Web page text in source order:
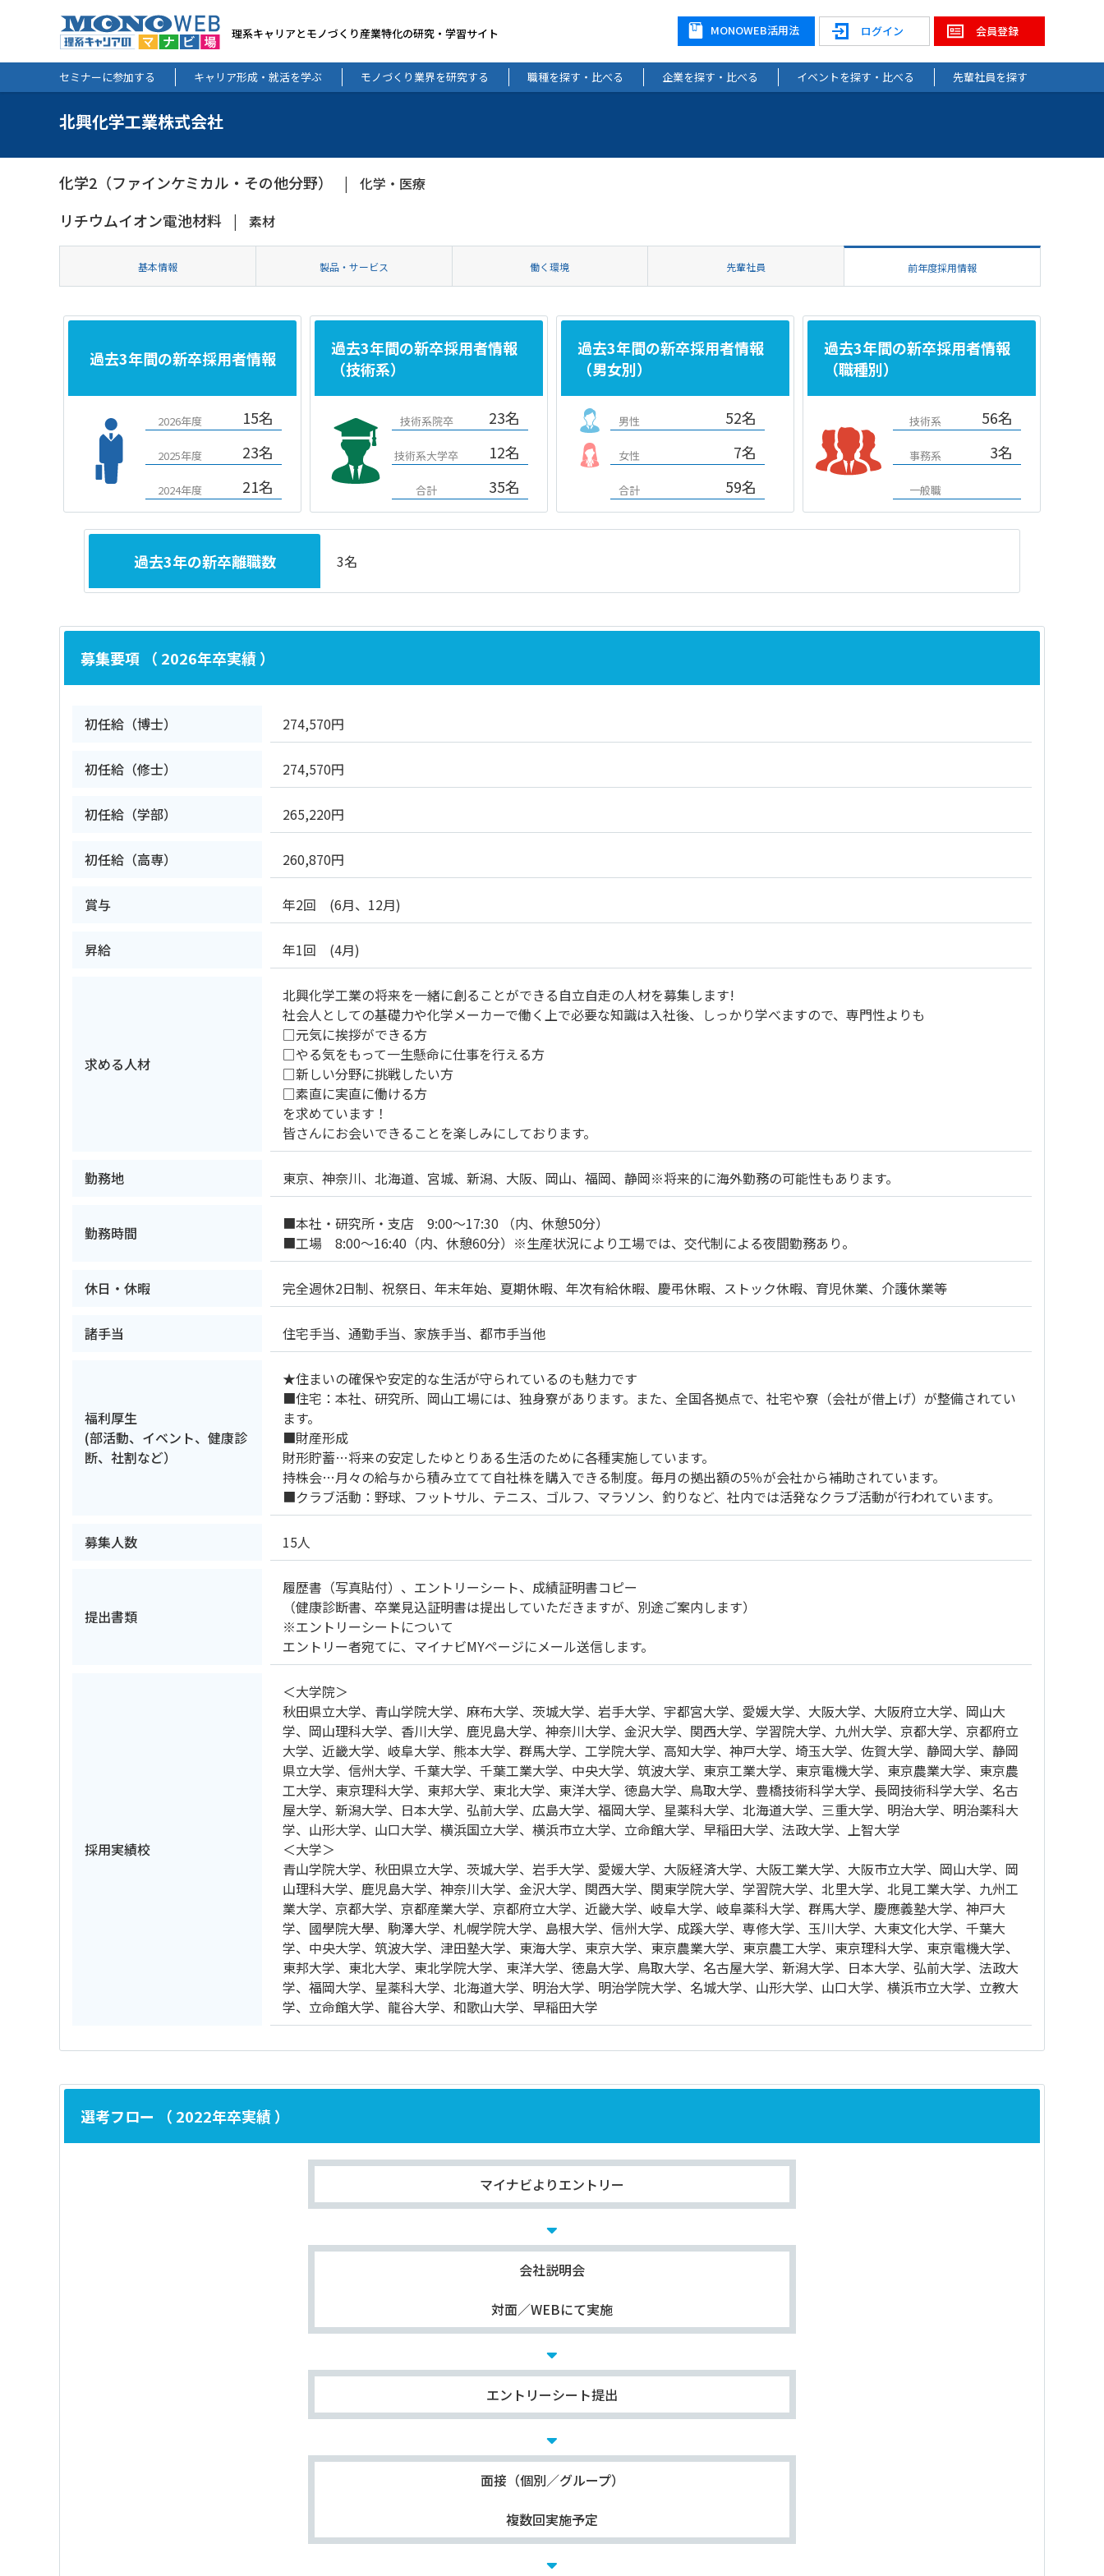
理系キャリアとモノづくり産業特化の研究・学習サイト 会員登録
ログイン
MONOWEB活用法
セミナーに参加する キャリア形成・就活を学ぶ モノづくり業界を研究する 職種を探す・比べる 企業を探す・比べる イベントを探す・比べる 先輩社員を探す
北興化学工業株式会社
化学2（ファインケミカル・その他分野） 化学・医療
リチウムイオン電池材料 素材
基本情報 製品・サービス 働く環境 先輩社員 前年度採用情報
過去3年間の新卒採用者情報
2026年度 15名
2025年度 23名
2024年度 21名
過去3年間の新卒採用者情報
（技術系）
技術系院卒 23名
技術系大学卒 12名
合計 35名
過去3年間の新卒採用者情報
（男女別）
男性 52名
女性 7名
合計 59名
過去3年間の新卒採用者情報
（職種別）
技術系 56名
事務系 3名
一般職
過去3年の新卒離職数 3名
募集要項 （ 2026年卒実績 ）
初任給（博士） 274,570円
初任給（修士） 274,570円
初任給（学部） 265,220円
初任給（高専） 260,870円
賞与 年2回 (6月、12月)
昇給 年1回 (4月)
求める人材
北興化学工業の将来を一緒に創ることができる自立自走の人材を募集します!
社会人としての基礎力や化学メーカーで働く上で必要な知識は入社後、しっかり学べますので、専門性よりも
□元気に挨拶ができる方
□やる気をもって一生懸命に仕事を行える方
□新しい分野に挑戦したい方
□素直に実直に働ける方
を求めています！
皆さんにお会いできることを楽しみにしております。
勤務地 東京、神奈川、北海道、宮城、新潟、大阪、岡山、福岡、静岡※将来的に海外勤務の可能性もあります。
勤務時間
■本社・研究所・支店 9:00～17:30 （内、休憩50分）
■工場 8:00～16:40（内、休憩60分）※生産状況により工場では、交代制による夜間勤務あり。
休日・休暇 完全週休2日制、祝祭日、年末年始、夏期休暇、年次有給休暇、慶弔休暇、ストック休暇、育児休業、介護休業等
諸手当 住宅手当、通勤手当、家族手当、都市手当他
福利厚生
(部活動、イベント、健康診
断、社割など）
★住まいの確保や安定的な生活が守られているのも魅力です
■住宅：本社、研究所、岡山工場には、独身寮があります。また、全国各拠点で、社宅や寮（会社が借上げ）が整備されてい
ます。
■財産形成
財形貯蓄…将来の安定したゆとりある生活のために各種実施しています。
持株会…月々の給与から積み立てて自社株を購入できる制度。毎月の拠出額の5％が会社から補助されています。
■クラブ活動：野球、フットサル、テニス、ゴルフ、マラソン、釣りなど、社内では活発なクラブ活動が行われています。
募集人数 15人
提出書類
履歴書（写真貼付）、エントリーシート、成績証明書コピー
（健康診断書、卒業見込証明書は提出していただきますが、別途ご案内します）
※エントリーシートについて
エントリー者宛てに、マイナビMYページにメール送信します。
採用実績校
＜大学院＞
秋田県立大学、青山学院大学、麻布大学、茨城大学、岩手大学、宇都宮大学、愛媛大学、大阪大学、大阪府立大学、岡山大
学、岡山理科大学、香川大学、鹿児島大学、神奈川大学、金沢大学、関西大学、学習院大学、九州大学、京都大学、京都府立
大学、近畿大学、岐阜大学、熊本大学、群馬大学、工学院大学、高知大学、神戸大学、埼玉大学、佐賀大学、静岡大学、静岡
県立大学、信州大学、千葉大学、千葉工業大学、中央大学、筑波大学、東京工業大学、東京電機大学、東京農業大学、東京農
工大学、東京理科大学、東邦大学、東北大学、東洋大学、徳島大学、鳥取大学、豊橋技術科学大学、長岡技術科学大学、名古
屋大学、新潟大学、日本大学、弘前大学、広島大学、福岡大学、星薬科大学、北海道大学、三重大学、明治大学、明治薬科大
学、山形大学、山口大学、横浜国立大学、横浜市立大学、立命館大学、早稲田大学、法政大学、上智大学
＜大学＞
青山学院大学、秋田県立大学、茨城大学、岩手大学、愛媛大学、大阪経済大学、大阪工業大学、大阪市立大学、岡山大学、岡
山理科大学、鹿児島大学、神奈川大学、金沢大学、関西大学、関東学院大学、学習院大学、北里大学、北見工業大学、九州工
業大学、京都大学、京都産業大学、京都府立大学、近畿大学、岐阜大学、岐阜薬科大学、群馬大学、慶應義塾大学、神戸大
学、國學院大學、駒澤大学、札幌学院大学、島根大学、信州大学、成蹊大学、専修大学、玉川大学、大東文化大学、千葉大
学、中央大学、筑波大学、津田塾大学、東海大学、東京大学、東京農業大学、東京農工大学、東京理科大学、東京電機大学、
東邦大学、東北大学、東北学院大学、東洋大学、徳島大学、鳥取大学、名古屋大学、新潟大学、日本大学、弘前大学、法政大
学、福岡大学、星薬科大学、北海道大学、明治大学、明治学院大学、名城大学、山形大学、山口大学、横浜市立大学、立教大
学、立命館大学、龍谷大学、和歌山大学、早稲田大学
選考フロー （ 2022年卒実績 ）
マイナビよりエントリー
会社説明会
対面／WEBにて実施
エントリーシート提出
面接（個別／グループ）
複数回実施予定